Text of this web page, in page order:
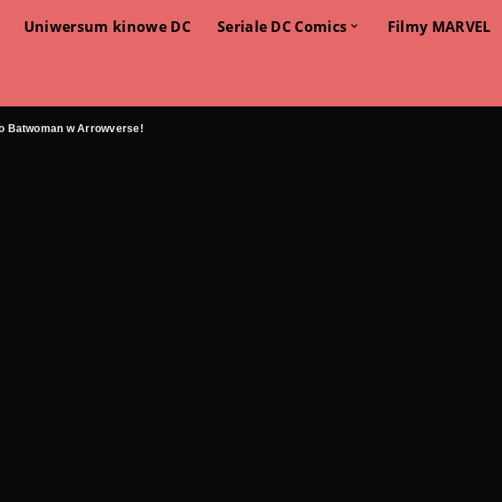
Uniwersum kinowe DC Seriale DC Comics Filmy MARVEL
Batwoman w Arrowverse!